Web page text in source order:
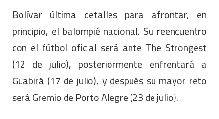
Bolívar última detalles para afrontar, en
principio, el balompié nacional. Su reencuentro
con el fútbol oficial será ante The Strongest
(12 de julio), posteriormente enfrentará a
Guabirá (17 de julio), y después su mayor reto
será Gremio de Porto Alegre (23 de julio).